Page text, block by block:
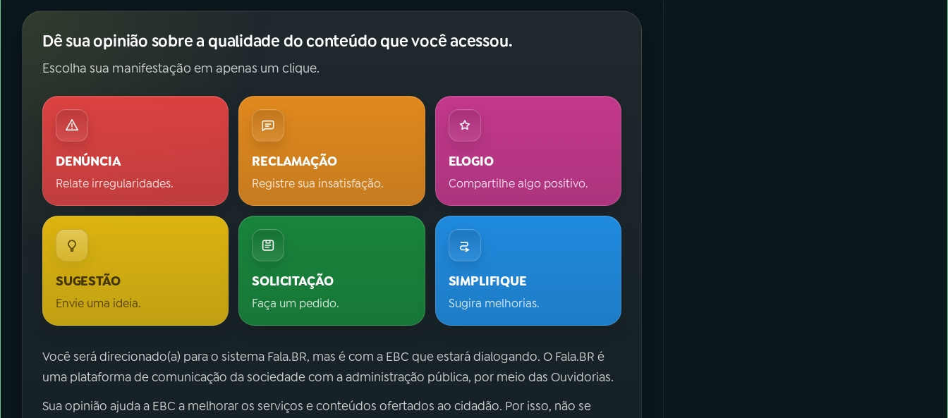
Dê sua opinião sobre a qualidade do conteúdo que você acessou.
Escolha sua manifestação em apenas um clique.
DENÚNCIA
Relate irregularidades.
RECLAMAÇÃO
Registre sua insatisfação.
ELOGIO
Compartilhe algo positivo.
SUGESTÃO
Envie uma ideia.
SOLICITAÇÃO
Faça um pedido.
SIMPLIFIQUE
Sugira melhorias.
Você será direcionado(a) para o sistema Fala.BR, mas é com a EBC que estará dialogando. O Fala.BR é
uma plataforma de comunicação da sociedade com a administração pública, por meio das Ouvidorias.
Sua opinião ajuda a EBC a melhorar os serviços e conteúdos ofertados ao cidadão. Por isso, não se